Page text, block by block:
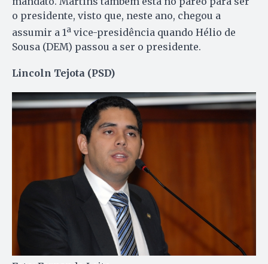
o presidente, visto que, neste ano, chegou a
assumir a 1a vice-presidência quando Hélio de
Sousa (DEM) passou a ser o presidente.
Lincoln Tejota (PSD)